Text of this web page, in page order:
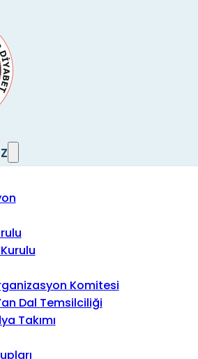
Komitesi
Dal Temsilciliği
Takımı